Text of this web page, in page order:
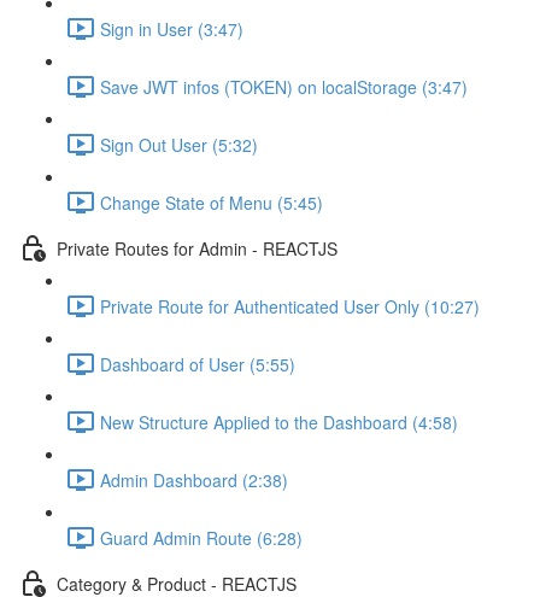
Sign in User (3:47)
Save JWT infos (TOKEN) on localStorage (3:47)
Sign Out User (5:32)
Change State of Menu (5:45)
Private Routes for Admin - REACTJS
Private Route for Authenticated User Only (10:27)
Dashboard of User (5:55)
New Structure Applied to the Dashboard (4:58)
Admin Dashboard (2:38)
Guard Admin Route (6:28)
Category & Product - REACTJS